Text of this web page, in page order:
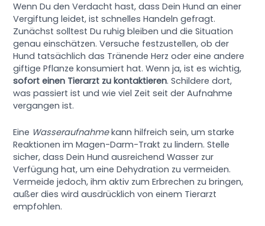
Wenn Du den Verdacht hast, dass Dein Hund an einer
Vergiftung leidet, ist schnelles Handeln gefragt.
Zunächst solltest Du ruhig bleiben und die Situation
genau einschätzen. Versuche festzustellen, ob der
Hund tatsächlich das Tränende Herz oder eine andere
giftige Pflanze konsumiert hat. Wenn ja, ist es wichtig,
sofort einen Tierarzt zu kontaktieren. Schildere dort,
was passiert ist und wie viel Zeit seit der Aufnahme
vergangen ist.
Eine Wasseraufnahmekann hilfreich sein, um starke
Reaktionen im Magen-Darm-Trakt zu lindern. Stelle
sicher, dass Dein Hund ausreichend Wasser zur
Verfügung hat, um eine Dehydration zu vermeiden.
Vermeide jedoch, ihm aktiv zum Erbrechen zu bringen,
außer dies wird ausdrücklich von einem Tierarzt
empfohlen.